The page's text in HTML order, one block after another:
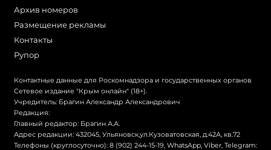
Архив номеров
Размещение рекламы
Контакты
Рупор
Контактные данные для Роскомнадзора и государственных органов
Сетевое издание "Крым онлайн" (18+).
Учредитель: Брагин Александр Александрович
Редакция:
Главный редактор: Брагин А.А.
Адрес редакции: 432045, Ульяновск,ул.Кузоватовская, д.42А, кв.72
Телефоны (круглосуточно): 8 (902) 244-15-19, WhatsApp, Viber, Telegram: